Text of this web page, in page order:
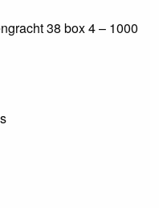
38 box 4 – 1000